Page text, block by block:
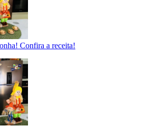
Confira a receita!